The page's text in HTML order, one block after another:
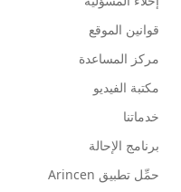
قوانين الموقع
مركز المساعدة
مكتبة الفيديو
خدماتنا
برنامج الإحالة
حمِّل تطبيق Arincen